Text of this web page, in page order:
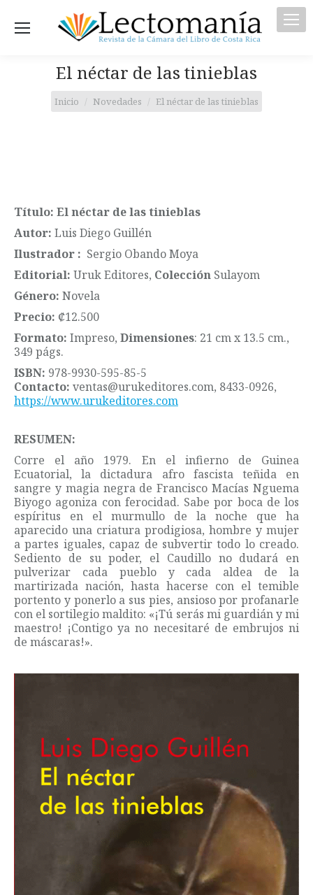
El néctar de las tinieblas
Estás aquí:
Inicio Novedades El néctar de las tinieblas
Título: El néctar de las tinieblas
Autor: Luis Diego Guillén
Ilustrador : Sergio Obando Moya
Editorial: Uruk Editores, Colección Sulayom
Género: Novela
Precio: ₡12.500
Formato: Impreso, Dimensiones: 21 cm x 13.5 cm.,
349 págs.
ISBN: 978-9930-595-85-5
Contacto: ventas@urukeditores.com, 8433-0926,
https://www.urukeditores.com
RESUMEN:
Corre el año 1979. En el infierno de Guinea
Ecuatorial, la dictadura afro fascista teñida en
sangre y magia negra de Francisco Macías Nguema
Biyogo agoniza con ferocidad. Sabe por boca de los
espíritus en el murmullo de la noche que ha
aparecido una criatura prodigiosa, hombre y mujer
a partes iguales, capaz de subvertir todo lo creado.
Sediento de su poder, el Caudillo no dudará en
pulverizar cada pueblo y cada aldea de la
martirizada nación, hasta hacerse con el temible
portento y ponerlo a sus pies, ansioso por profanarle
con el sortilegio maldito: «¡Tú serás mi guardián y mi
maestro! ¡Contigo ya no necesitaré de embrujos ni
de máscaras!».